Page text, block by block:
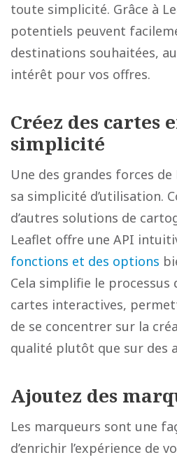
toute simplicité. Grâce à
potentiels peuvent
destinations souhaitées,
intérêt pour vos offres.
Créez des cartes
simplicité
Une des grandes forces
sa simplicité d’utilisation.
d’autres solutions de
Leaflet offre une API
fonctions et des options
Cela simplifie le processus
cartes interactives,
de se concentrer sur la
qualité plutôt que sur des
Ajoutez des
Les marqueurs sont une
d’enrichir l’expérience de